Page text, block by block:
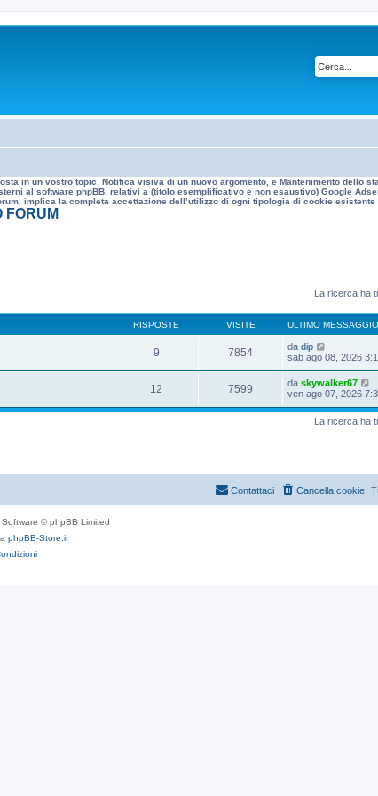
in un vostro topic, Notifica visiva di un nuovo argomento, e Mantenimento dello
al software phpBB, relativi a (titolo esemplificativo e non esaustivo) Google
implica la completa accettazione dell’utilizzo di ogni tipologia di cookie esistente
FORUM
La ricerca ha
RISPOSTE VISITE ULTIMO MESSAGGIO
9 7854 da dip
sab ago 08, 2026
12 7599 da skywalker67
ven ago 07, 2026
La ricerca ha
Cancella cookie
Contattaci
© phpBB Limited
phpBB-Store.it